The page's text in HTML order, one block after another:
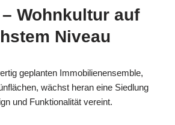
Wohnkultur auf
Niveau
geplanten Immobilienensemble,
wächst heran eine Siedlung
und Funktionalität vereint.